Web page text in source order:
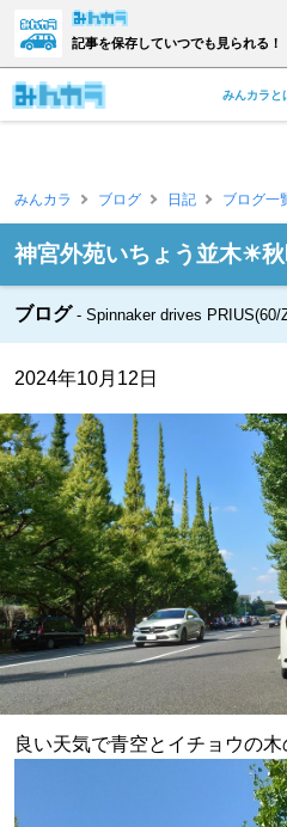
記事を保存していつでも見られる！
みんカラと
みんカラ ブログ 日記 ブログ一
神宮外苑いちょう並木☀
ブログ Spinnaker drives
2024年10月12日
良い天気で青空とイチョウの木